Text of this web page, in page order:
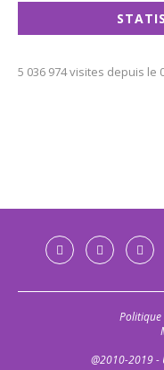
5 036 974 visites depuis le
Politique
@2010-2019 -